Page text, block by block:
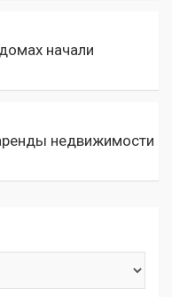
начали
недвижимости